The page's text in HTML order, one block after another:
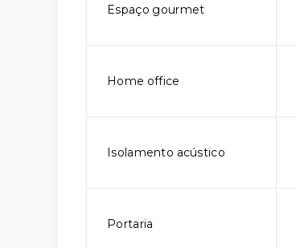
Espaço gourmet
Home office
Isolamento acústico
Portaria